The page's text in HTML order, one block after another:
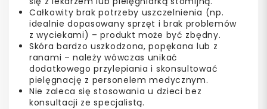
Całkowity brak potrzeby uszczelnienia (np.
idealnie dopasowany sprzęt i brak problemów
z wyciekami) – produkt może być zbędny.
Skóra bardzo uszkodzona, popękana lub z
ranami – należy wówczas unikać
dodatkowego przylepiania i skonsultować
pielęgnację z personelem medycznym.
Nie zaleca się stosowania u dzieci bez
konsultacji ze specjalistą.